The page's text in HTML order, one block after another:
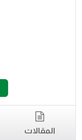
المقالات